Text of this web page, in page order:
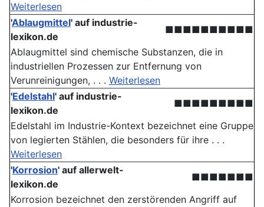
Weiterlesen
'Ablaugmittel' auf industrie-
lexikon.de
■■■■■■■■■■
Ablaugmittel sind chemische Substanzen, die in
industriellen Prozessen zur Entfernung von
Verunreinigungen, . . . Weiterlesen
'Edelstahl' auf industrie-
lexikon.de
■■■■■■■■■
Edelstahl im Industrie-Kontext bezeichnet eine Gruppe
von legierten Stählen, die besonders für ihre . . .
Weiterlesen
'Korrosion' auf allerwelt-
lexikon.de
■■■■■■■
Korrosion bezeichnet den zerstörenden Angriff auf